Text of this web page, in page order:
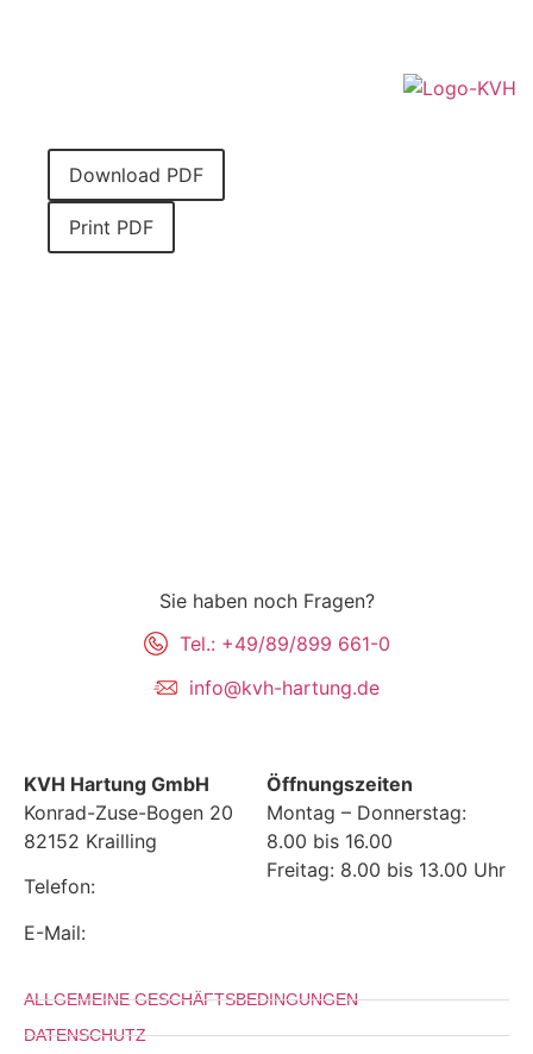
Download PDF
Print PDF
Sie haben noch Fragen?
Tel.: +49/89/899 661-0
info@kvh-hartung.de
KVH Hartung GmbH
Konrad-Zuse-Bogen 20
82152 Krailling
Telefon:
E-Mail:
Öffnungszeiten
Montag – Donnerstag:
8.00 bis 16.00
Freitag: 8.00 bis 13.00 Uhr
ALLGEMEINE GESCHÄFTSBEDINGUNGEN
DATENSCHUTZ